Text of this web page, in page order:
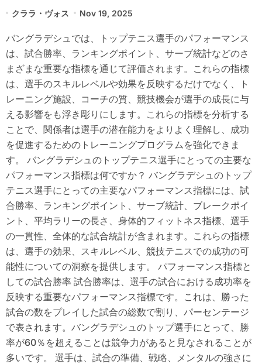
クララ・ヴォス Nov 19, 2025
バングラデシュでは、トップテニス選手のパフォーマンス
は、試合勝率、ランキングポイント、サーブ統計などのさ
まざまな重要な指標を通じて評価されます。これらの指標
は、選手のスキルレベルや効果を反映するだけでなく、ト
レーニング施設、コーチの質、競技機会が選手の成長に与
える影響をも浮き彫りにします。これらの指標を分析する
ことで、関係者は選手の潜在能力をよりよく理解し、成功
を促進するためのトレーニングプログラムを強化できま
す。 バングラデシュのトップテニス選手にとっての主要な
パフォーマンス指標は何ですか？ バングラデシュのトップ
テニス選手にとっての主要なパフォーマンス指標には、試
合勝率、ランキングポイント、サーブ統計、ブレークポイ
ント、平均ラリーの長さ、身体的フィットネス指標、選手
の一貫性、全体的な試合統計が含まれます。これらの指標
は、選手の効果、スキルレベル、競技テニスでの成功の可
能性についての洞察を提供します。 パフォーマンス指標と
しての試合勝率 試合勝率は、選手の試合における成功率を
反映する重要なパフォーマンス指標です。これは、勝った
試合の数をプレイした試合の総数で割り、パーセンテージ
で表されます。バングラデシュのトップ選手にとって、勝
率が60％を超えることは競争力があると見なされることが
多いです。 選手は、試合の準備、戦略、メンタルの強さに